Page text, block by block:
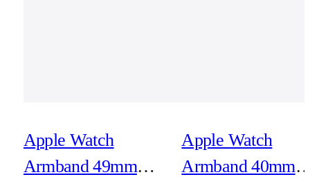
Apple Watch
Armband 49mm
Apple Watch
Armband 40mm